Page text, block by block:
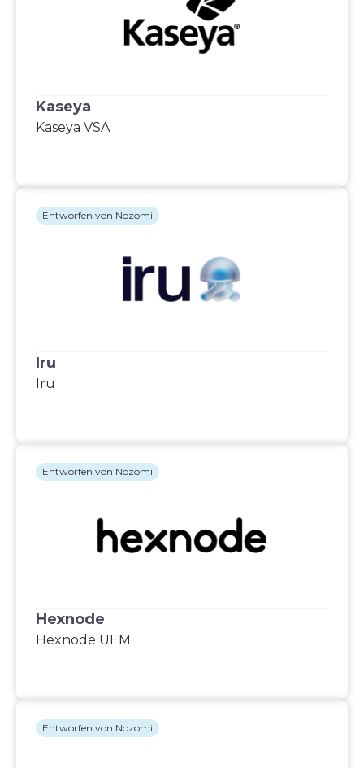
Kaseya
Kaseya VSA
Iru
Iru
Entworfen von Nozomi
Hexnode
Hexnode UEM
Entworfen von Nozomi
Entworfen von Nozomi